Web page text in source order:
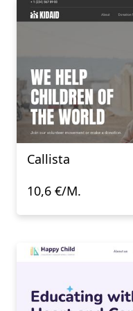
Callista
10,6 €/M.